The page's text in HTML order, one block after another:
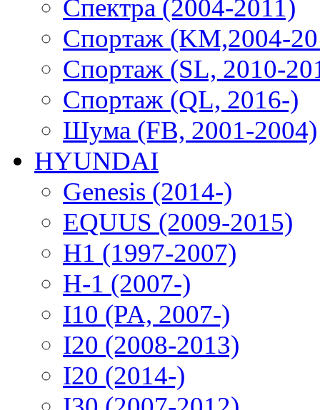
Спектра (2004-2011)
Спортаж (KM,2004-
Спортаж (SL, 2010-
Спортаж (QL, 2016-)
Шума (FB, 2001-2004)
HYUNDAI
Genesis (2014-)
EQUUS (2009-2015)
H1 (1997-2007)
H-1 (2007-)
I10 (PA, 2007-)
I20 (2008-2013)
I20 (2014-)